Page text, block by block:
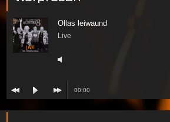
Ollas leiwaund
Live
00:00